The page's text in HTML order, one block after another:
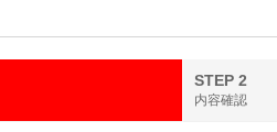
STEP 2
内容確認